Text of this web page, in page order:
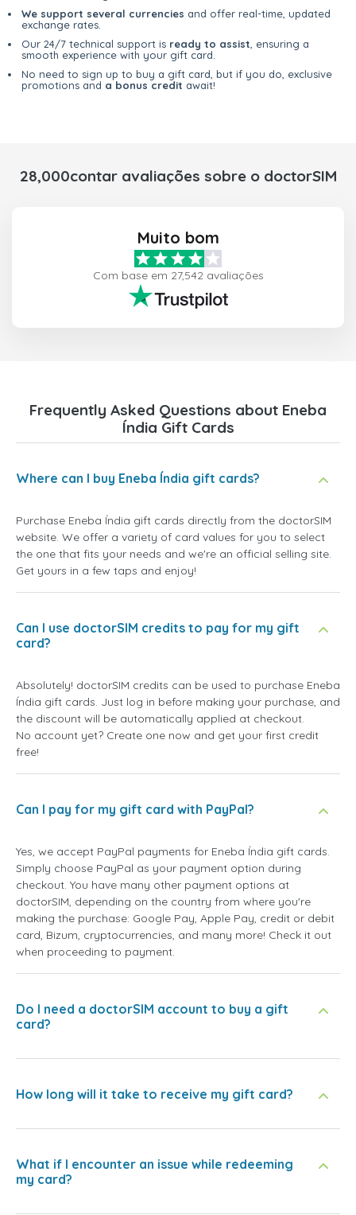
We support several currencies and offer real-time, updated
exchange rates.
Our 24/7 technical support is ready to assist , ensuring a
smooth experience with your gift card.
No need to sign up to buy a gift card, but if you do, exclusive
promotions and a bonus credit await!
28,000contar avaliações sobre o doctorSIM
Muito bom
Com base em 27,542 avaliações
Frequently Asked Questions about Eneba
Índia Gift Cards
Where can I buy Eneba Índia gift cards?
Purchase Eneba Índia gift cards directly from the doctorSIM
website. We offer a variety of card values for you to select
the one that fits your needs and we're an official selling site.
Get yours in a few taps and enjoy!
Can I use doctorSIM credits to pay for my gift
card?
Absolutely! doctorSIM credits can be used to purchase Eneba
Índia gift cards. Just log in before making your purchase, and
the discount will be automatically applied at checkout.
No account yet? Create one now and get your first credit
free!
Can I pay for my gift card with PayPal?
Yes, we accept PayPal payments for Eneba Índia gift cards.
Simply choose PayPal as your payment option during
checkout. You have many other payment options at
doctorSIM, depending on the country from where you're
making the purchase: Google Pay, Apple Pay, credit or debit
card, Bizum, cryptocurrencies, and many more! Check it out
when proceeding to payment.
Do I need a doctorSIM account to buy a gift
card?
How long will it take to receive my gift card?
What if I encounter an issue while redeeming
my card?